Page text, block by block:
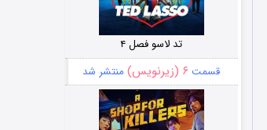
تد لاسو فصل ۴
قسمت ۶ (زیرنویس) منتشر شد